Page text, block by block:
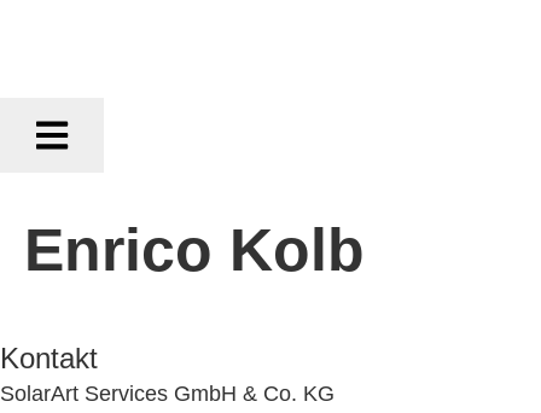
Enrico Kolb
Kontakt
SolarArt Services GmbH & Co. KG